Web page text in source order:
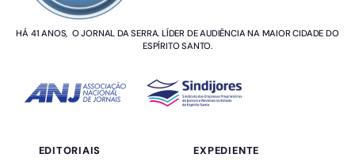
HÁ 41 ANOS, O JORNAL DA SERRA. LÍDER DE AUDIÊNCIA NA MAIOR CIDADE DO
ESPÍRITO SANTO.
EDITORIAIS EXPEDIENTE